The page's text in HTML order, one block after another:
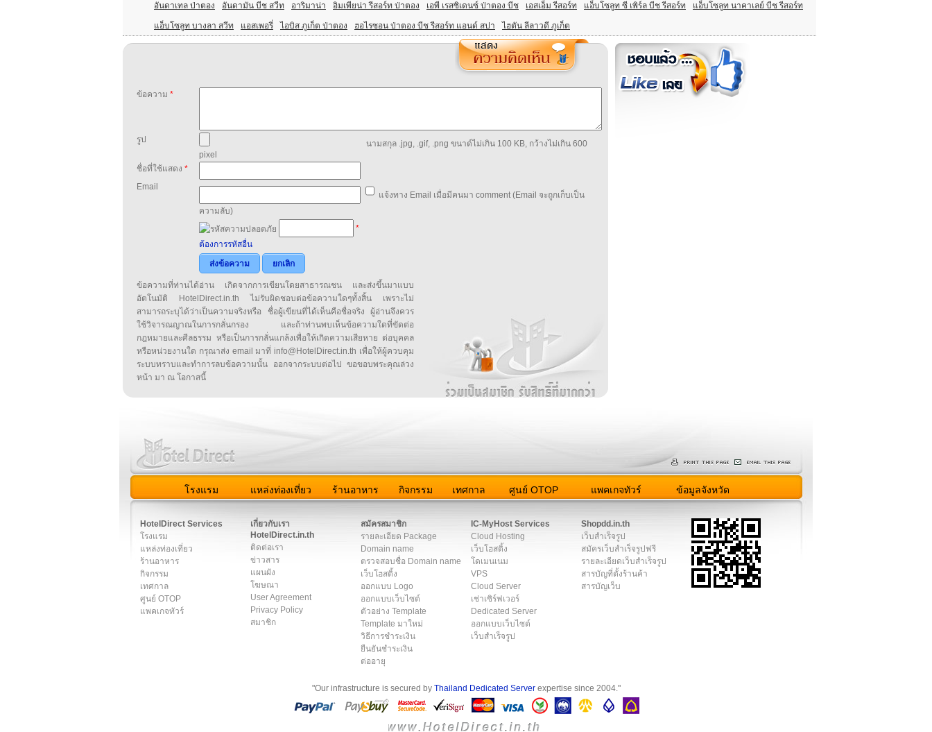
อันดาเทล ป่าตอง อันดามัน บีช สวีท อาริมาน่า อิมเพียน่า รีสอร์ท ป่าตอง เอพี เรสซิเดนซ์ ป่าตอง บีช เอสเอ็ม รีสอร์ท แอ็บโซลูท ซี เพิร์ล บีช รีสอร์ท แอ็บโซลูท นาคาเลย์ บีช รีสอร์ท
แอ็บโซลูท บางลา สวีท แอสเพอรี่ ไอบิส ภูเก็ต ป่าตอง ฮอไรซอน ป่าตอง บีช รีสอร์ท แอนด์ สปา ไฮตัน ลีลาวดี ภูเก็ต
ข้อความ *
รูป
นามสกุล .jpg, .gif, .png ขนาด์ไม่เกิน 100 KB, กว้างไม่เกิน 600
pixel
ชื่อที่ใช้แสดง *
Email
แจ้งทาง Email เมื่อมีคนมา comment (Email จะถูกเก็บเป็น
ความลับ)
*
ต้องการรหัสอื่น
ส่งข้อความ
ยกเลิก
ข้อความที่ท่านได้อ่าน เกิดจากการเขียนโดยสาธารณชน และส่งขึ้นมาแบบ
อัตโนมัติ HotelDirect.in.th ไม่รับผิดชอบต่อข้อความใดๆทั้งสิ้น เพราะไม่
สามารถระบุได้ว่าเป็นความจริงหรือ ชื่อผู้เขียนที่ได้เห็นคือชื่อจริง ผู้อ่านจึงควร
ใช้วิจารณญาณในการกลั่นกรอง และถ้าท่านพบเห็นข้อความใดที่ขัดต่อ
กฎหมายและศีลธรรม หรือเป็นการกลั่นแกล้งเพื่อให้เกิดความเสียหาย ต่อบุคคล
หรือหน่วยงานใด กรุณาส่ง email มาที่ info@HotelDirect.in.th เพื่อให้ผู้ควบคุม
ระบบทราบและทำการลบข้อความนั้น ออกจากระบบต่อไป ขอขอบพระคุณล่วง
หน้า มา ณ โอกาสนี้
โรงแรม แหล่งท่องเที่ยว ร้านอาหาร กิจกรรม เทศกาล ศูนย์ OTOP แพคเกจทัวร์ ข้อมูลจังหวัด
HotelDirect Services
โรงแรม
แหล่งท่องเที่ยว
ร้านอาหาร
กิจกรรม
เทศกาล
ศูนย์ OTOP
แพคเกจทัวร์
เกี่ยวกับเรา
HotelDirect.in.th
ติดต่อเรา
ข่าวสาร
แผนผัง
โฆษณา
User Agreement
Privacy Policy
สมาชิก
สมัครสมาชิก
รายละเอียด Package
Domain name
ตรวจสอบชื่อ Domain name
เว็บโฮสติ้ง
ออกแบบ Logo
ออกแบบเว็บไซต์
ตัวอย่าง Template
Template มาใหม่
วิธีการชำระเงิน
ยืนยันชำระเงิน
ต่ออายุ
IC-MyHost Services
Cloud Hosting
เว็บโฮสติ้ง
โดเมนเนม
VPS
Cloud Server
เช่าเซิร์ฟเวอร์
Dedicated Server
ออกแบบเว็บไซต์
เว็บสำเร็จรูป
Shopdd.in.th
เว็บสำเร็จรูป
สมัครเว็บสำเร็จรูปฟรี
รายละเอียดเว็บสำเร็จรูป
สารบัญที่ตั้งร้านค้า
สารบัญเว็บ
"Our infrastructure is secured by Thailand Dedicated Serverexpertise since 2004."